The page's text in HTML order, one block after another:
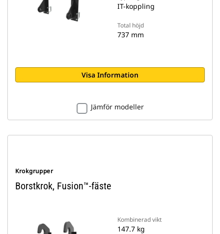
IT-koppling
Total höjd
737 mm
Visa Information
Jämför modeller
Krokgrupper
Borstkrok, Fusion™-fäste
Kombinerad vikt
147.7 kg